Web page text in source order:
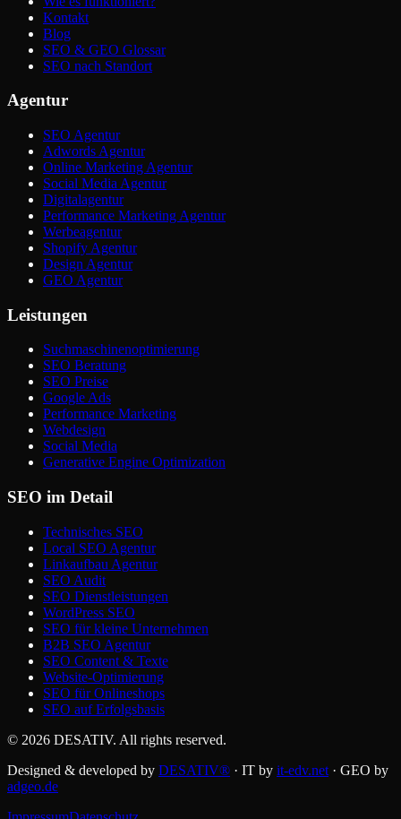
Kontakt
Blog
SEO & GEO Glossar
SEO nach Standort
Agentur
SEO Agentur
Adwords Agentur
Online Marketing Agentur
Social Media Agentur
Digitalagentur
Performance Marketing Agentur
Werbeagentur
Shopify Agentur
Design Agentur
GEO Agentur
Leistungen
Suchmaschinenoptimierung
SEO Beratung
SEO Preise
Google Ads
Performance Marketing
Webdesign
Social Media
Generative Engine Optimization
SEO im Detail
Technisches SEO
Local SEO Agentur
Linkaufbau Agentur
SEO Audit
SEO Dienstleistungen
WordPress SEO
SEO für kleine Unternehmen
B2B SEO Agentur
SEO Content & Texte
Website-Optimierung
SEO für Onlineshops
SEO auf Erfolgsbasis
© 2026 DESATIV. All rights reserved.
Designed & developed by DESATIV® · IT by it-edv.net · GEO by
adgeo.de